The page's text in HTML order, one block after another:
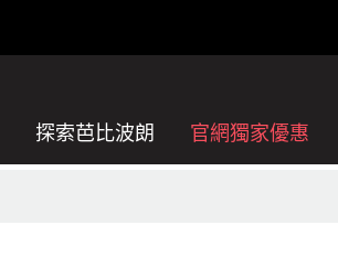
探索芭比波朗 官網獨家優惠